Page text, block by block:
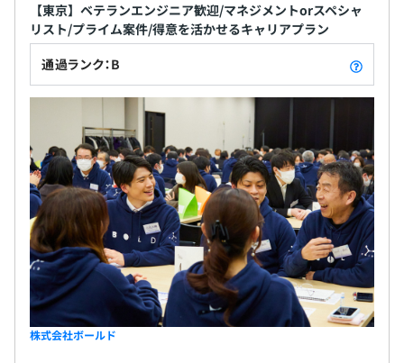
【東京】ベテランエンジニア歓迎/マネジメントorスペシャ
リスト/プライム案件/得意を活かせるキャリアプラン
通過ランク：B
株式会社ボールド